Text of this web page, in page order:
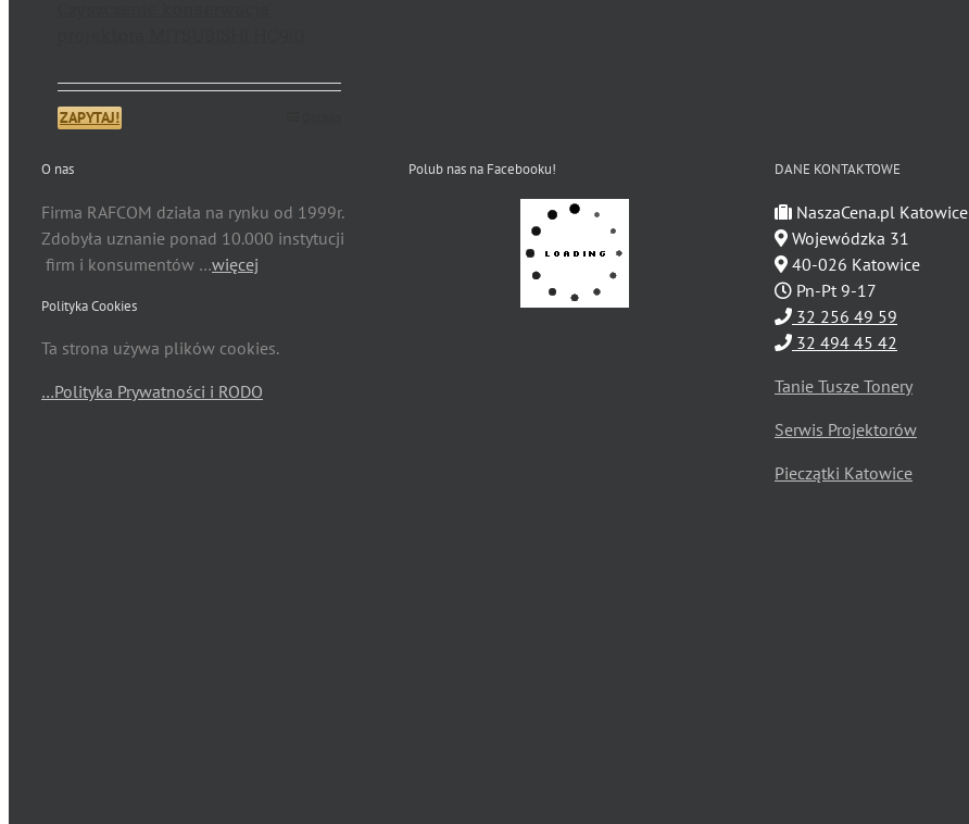
ZAPYTAJ!
O nas
Firma RAFCOM działa na rynku od 1999r.
Zdobyła uznanie ponad 10.000 instytucji
firm i konsumentów …więcej
Polityka Cookies
Ta strona używa plików cookies.
…Polityka Prywatności i RODO
Polub nas na Facebooku! DANE KONTAKTOWE
NaszaCena.pl Katowice
Wojewódzka 31
40-026 Katowice
Pn-Pt 9-17
32 256 49 59
32 494 45 42
Tanie Tusze Tonery
Serwis Projektorów
Pieczątki Katowice